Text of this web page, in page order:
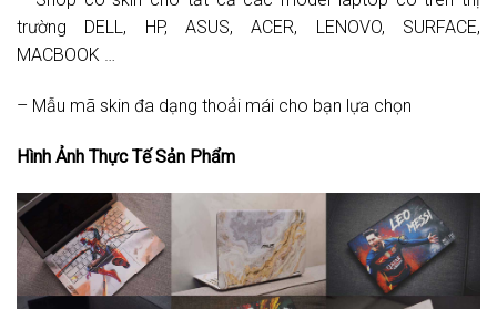
trường DELL, HP, ASUS, ACER, LENOVO, SURFACE,
MACBOOK …
– Mẫu mã skin đa dạng thoải mái cho bạn lựa chọn
Hình Ảnh Thực Tế Sản Phẩm